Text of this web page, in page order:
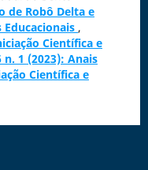
de Robô Delta e
Educacionais ,
Científica e
1 (2023): Anais
Científica e